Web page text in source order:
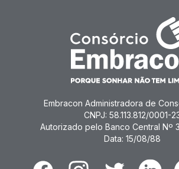
Embracon Administradora de
CNPJ: 58.113.812/0001-
Autorizado pelo Banco Central Nº
Data: 15/08/88
FacebookInstagramTwitter Linkedin